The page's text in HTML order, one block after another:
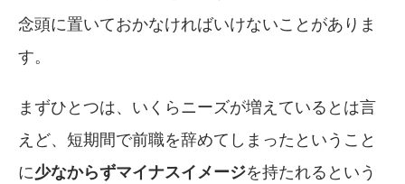
念頭に置いておかなければいけないことがありま
す。
まずひとつは、いくらニーズが増えているとは言
えど、短期間で前職を辞めてしまったということ
に少なからずマイナスイメージを持たれるという